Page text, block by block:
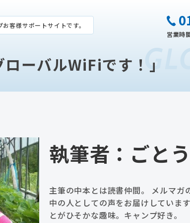
客様サポートサイトです。
営業時
ローバルWiFiです！」
執筆者：ごと
主筆の中本とは読書仲間。 メルマガ
中の人としての声をお届けしていま
とがひそかな趣味。キャンプ好き。